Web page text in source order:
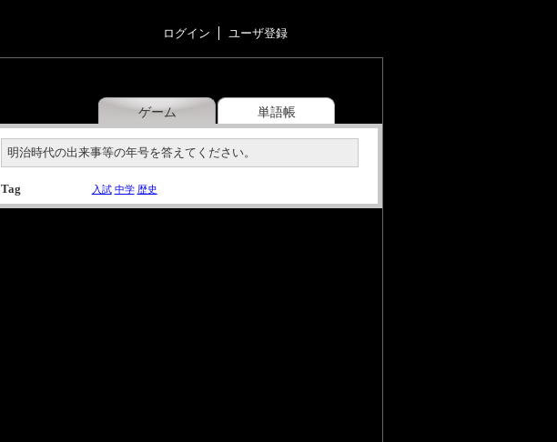
ログイン ユーザ登録
ゲーム 単語帳
明治時代の出来事等の年号を答えてください。
Tag 入試 中学 歴史